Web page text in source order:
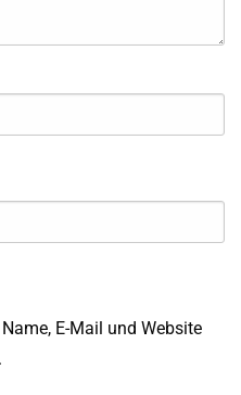
E-Mail und Website